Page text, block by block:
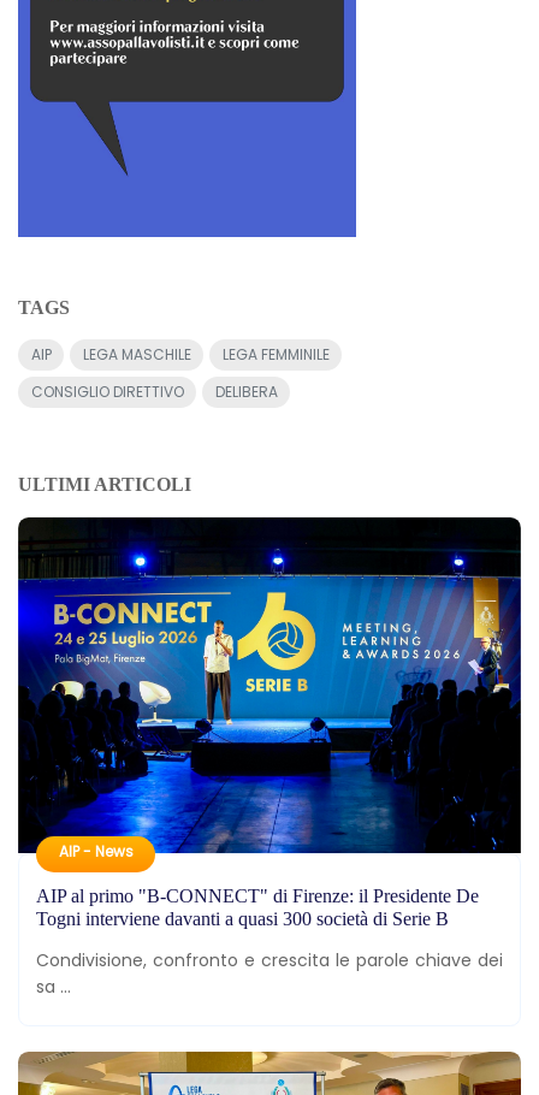
TAGS
AIP LEGA MASCHILE
LEGA FEMMINILE
CONSIGLIO DIRETTIVO
DELIBERA
ULTIMI ARTICOLI
AIP - News
AIP al primo "B-CONNECT" di Firenze: il Presidente De
Togni interviene davanti a quasi 300 società di Serie B
Condivisione, confronto e crescita le parole chiave dei
sa ...